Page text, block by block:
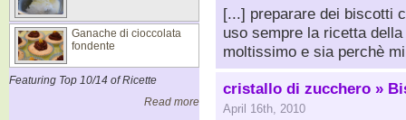
Ganache di cioccolata
fondente
Featuring Top 10/14 of Ricette
Read more
[...] preparare dei biscotti
uso sempre la ricetta
moltissimo e sia perchè
cristallo di zucchero »
April 16th, 2010